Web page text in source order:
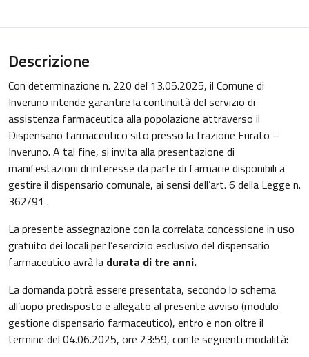
Descrizione
Con determinazione n. 220 del 13.05.2025, il Comune di
Inveruno intende garantire la continuità del servizio di
assistenza farmaceutica alla popolazione attraverso il
Dispensario farmaceutico sito presso la frazione Furato –
Inveruno. A tal fine, si invita alla presentazione di
manifestazioni di interesse da parte di farmacie disponibili a
gestire il dispensario comunale, ai sensi dell’art. 6 della Legge n.
362/91 .
La presente assegnazione con la correlata concessione in uso
gratuito dei locali per l’esercizio esclusivo del dispensario
farmaceutico avrà la durata di tre anni.
La domanda potrà essere presentata, secondo lo schema
all’uopo predisposto e allegato al presente avviso (modulo
gestione dispensario farmaceutico), entro e non oltre il
termine del 04.06.2025, ore 23:59, con le seguenti modalità: